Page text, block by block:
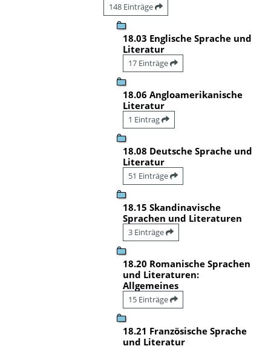
148 Einträge
18.03 Englische Sprache und
Literatur
17 Einträge
18.06 Angloamerikanische
Literatur
1 Eintrag
18.08 Deutsche Sprache und
Literatur
51 Einträge
18.15 Skandinavische
Sprachen und Literaturen
3 Einträge
18.20 Romanische Sprachen
und Literaturen:
Allgemeines
15 Einträge
18.21 Französische Sprache
und Literatur